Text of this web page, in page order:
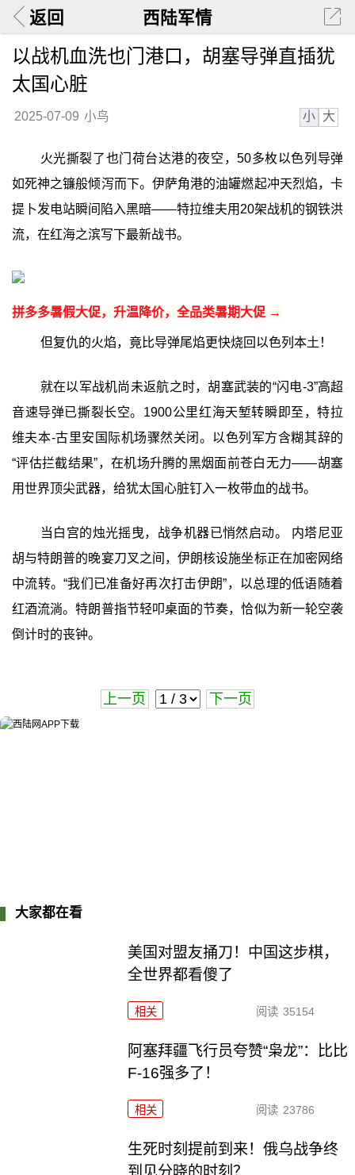
返回 西陆军情
以战机血洗也门港口，胡塞导弹直插犹
太国心脏
2025-07-09 小鸟 小 大
火光撕裂了也门荷台达港的夜空，50多枚以色列导弹
如死神之镰般倾泻而下。伊萨角港的油罐燃起冲天烈焰，卡
提卜发电站瞬间陷入黑暗——特拉维夫用20架战机的钢铁洪
流，在红海之滨写下最新战书。
拼多多暑假大促，升温降价，全品类暑期大促 →
但复仇的火焰，竟比导弹尾焰更快烧回以色列本土！
就在以军战机尚未返航之时，胡塞武装的“闪电-3”高超
音速导弹已撕裂长空。1900公里红海天堑转瞬即至，特拉
维夫本-古里安国际机场骤然关闭。以色列军方含糊其辞的
“评估拦截结果”，在机场升腾的黑烟面前苍白无力——胡塞
用世界顶尖武器，给犹太国心脏钉入一枚带血的战书。
当白宫的烛光摇曳，战争机器已悄然启动。 内塔尼亚
胡与特朗普的晚宴刀叉之间，伊朗核设施坐标正在加密网络
中流转。“我们已准备好再次打击伊朗”，以总理的低语随着
红酒流淌。特朗普指节轻叩桌面的节奏，恰似为新一轮空袭
倒计时的丧钟。
上一页 下一页
大家都在看
美国对盟友捅刀！中国这步棋，
全世界都看傻了
相关 阅读 35154
阿塞拜疆飞行员夸赞“枭龙”：比比
F-16强多了！
相关 阅读 23786
生死时刻提前到来！俄乌战争终
到见分晓的时刻？